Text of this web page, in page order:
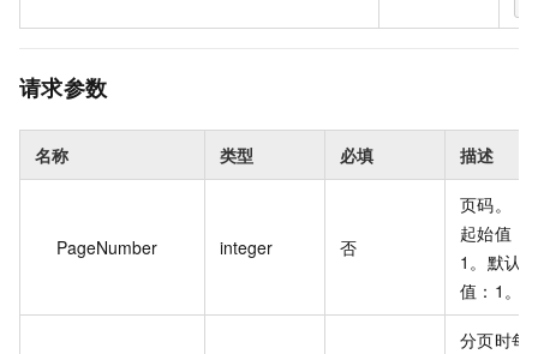
请求参数
名称 类型 必填 描述
PageNumber integer 否
页码。
起始值：
1。默认
值：1。
分页时每